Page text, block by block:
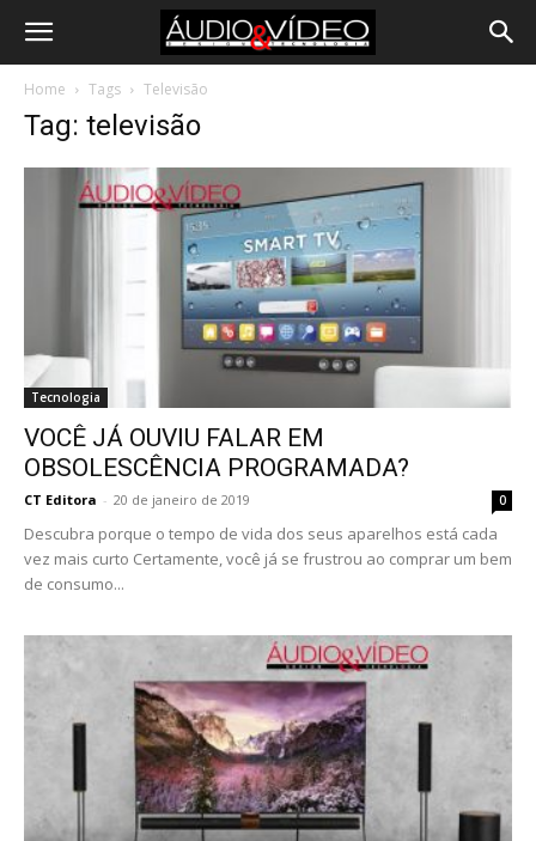
Home Tags Televisão
Tag: televisão
Tecnologia
VOCÊ JÁ OUVIU FALAR EM
OBSOLESCÊNCIA PROGRAMADA?
CT Editora - 20 de janeiro de 2019 0
Descubra porque o tempo de vida dos seus aparelhos está cada
vez mais curto Certamente, você já se frustrou ao comprar um bem
de consumo...